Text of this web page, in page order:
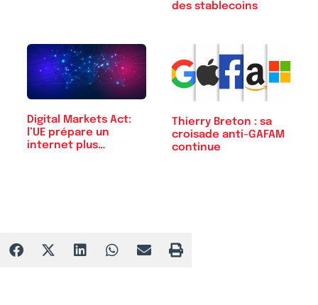
des stablecoins
Digital Markets Act:
l’UE prépare un
internet plus…
Thierry Breton : sa
croisade anti-GAFAM
continue